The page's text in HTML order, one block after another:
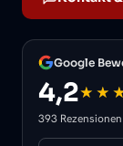
Google
4,2
393